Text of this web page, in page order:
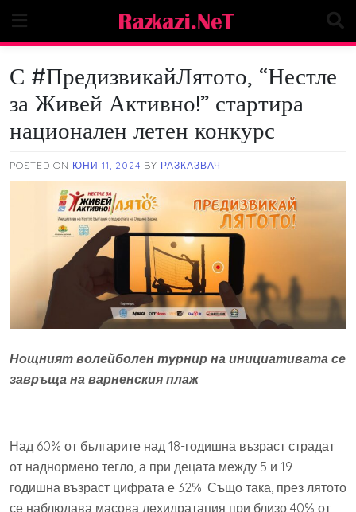
content
С #ПредизвикайЛятото, “Нестле
за Живей Активно!” стартира
национален летен конкурс
POSTED ON ЮНИ 11, 2024 BY РАЗКАЗВАЧ
Нощният волейболен турнир на инициативата се
завръща на варненския плаж
Над 60% от българите над 18-годишна възраст страдат
от наднормено тегло, а при децата между 5 и 19-
годишна възраст цифрата е 32%. Също така, през лятото
се наблюдава масова дехидратация при близо 40% от